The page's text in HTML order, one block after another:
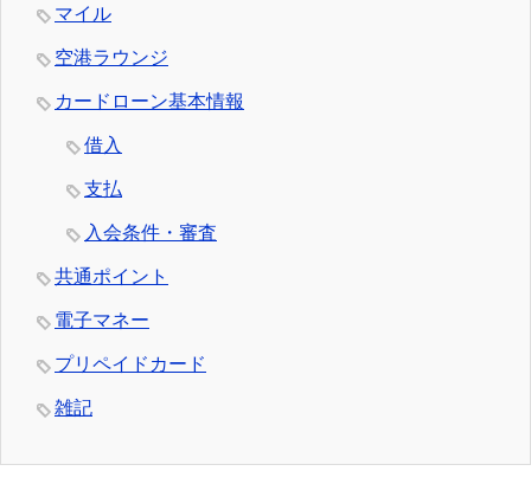
マイル
空港ラウンジ
カードローン基本情報
借入
支払
入会条件・審査
共通ポイント
電子マネー
プリペイドカード
雑記